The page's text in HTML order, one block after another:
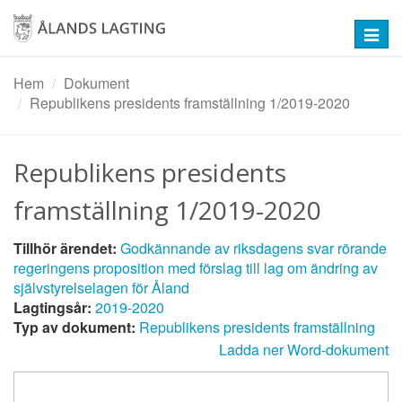
Hoppa
huvudinnehåll
Hem
Dokument
Republikens presidents framställning 1/2019-2020
Republikens presidents
framställning 1/2019-2020
Tillhör ärendet: Godkännande av riksdagens svar rörande
regeringens proposition med förslag till lag om ändring av
självstyrelselagen för Åland
Lagtingsår: 2019-2020
Typ av dokument: Republikens presidents framställning
Ladda ner Word-dokument